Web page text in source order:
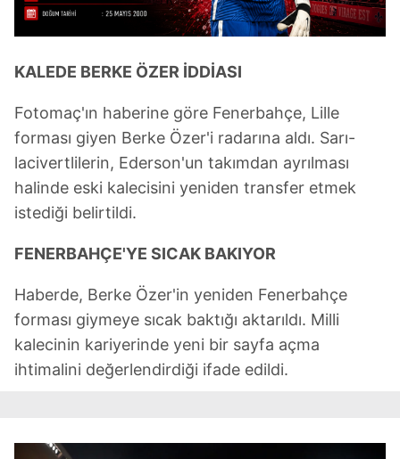
KALEDE BERKE ÖZER İDDİASI
Fotomaç'ın haberine göre Fenerbahçe, Lille
forması giyen Berke Özer'i radarına aldı. Sarı-
lacivertlilerin, Ederson'un takımdan ayrılması
halinde eski kalecisini yeniden transfer etmek
istediği belirtildi.
FENERBAHÇE'YE SICAK BAKIYOR
Haberde, Berke Özer'in yeniden Fenerbahçe
forması giymeye sıcak baktığı aktarıldı. Milli
kalecinin kariyerinde yeni bir sayfa açma
ihtimalini değerlendirdiği ifade edildi.